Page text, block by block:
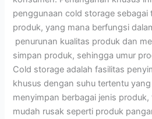
penggunaan cold storage sebagai
produk, yang mana berfungsi
penurunan kualitas produk dan
simpan produk, sehingga umur
Cold storage adalah fasilitas
khusus dengan suhu tertentu
menyimpan berbagai jenis
mudah rusak seperti produk